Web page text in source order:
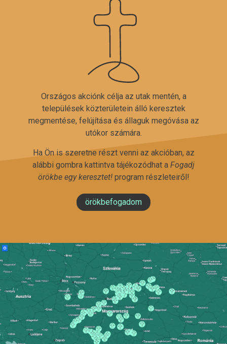
Országos akciónk célja az utak mentén, a
települések közterületein álló keresztek
megmentése, felújítása és állaguk megóvása az
utókor számára.
Ha Ön is szeretne részt venni az akcióban, az
alábbi gombra kattintva tájékozódhat a Fogadj
örökbe egy keresztet!program részleteiről!
örökbefogadom